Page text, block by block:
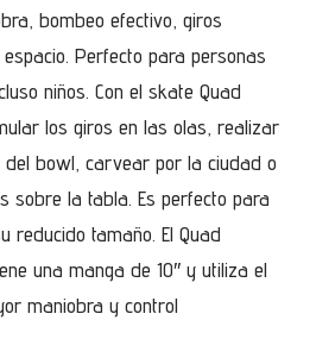
bombeo efectivo, giros
Perfecto para personas
niños. Con el skate Quad
los giros en las olas, realizar
bowl, carvear por la ciudad o
sobre la tabla. Es perfecto para
reducido tamaño. El Quad
una manga de 10″ y utiliza el
maniobra y control